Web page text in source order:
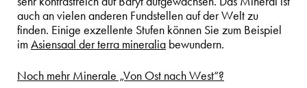
auch an vielen anderen Fundstellen auf der Welt zu
finden. Einige exzellente Stufen können Sie zum Beispiel
imAsiensaal der terra mineralia bewundern.
Noch mehr Minerale „Von Ost nach West“?